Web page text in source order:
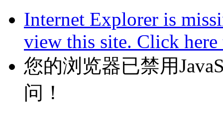
Internet Explorer is
view this site. Click
您的浏览器已禁用
问！